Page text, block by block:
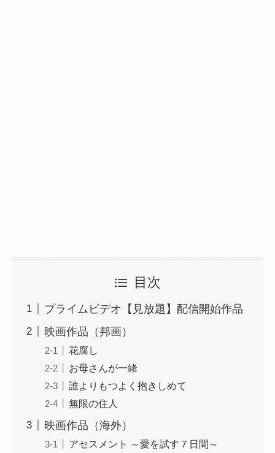
目次
プライムビデオ【見放題】配信開始作品
映画作品（邦画）
花腐し
お母さんが一緒
誰よりもつよく抱きしめて
無限の住人
映画作品（海外）
アセスメント ～愛を試す７日間～